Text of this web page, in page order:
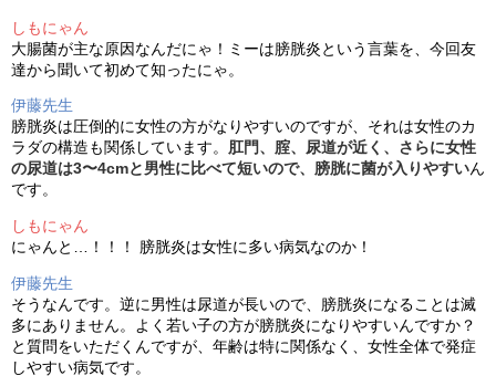
しもにゃん
大腸菌が主な原因なんだにゃ！ミーは膀胱炎という言葉を、今回友
達から聞いて初めて知ったにゃ。
伊藤先生
膀胱炎は圧倒的に女性の方がなりやすいのですが、それは女性のカ
ラダの構造も関係しています。 肛門、腟、尿道が近く、さらに女性
の尿道は3〜4cmと男性に比べて短いので、膀胱に菌が入りやすいん
です。
しもにゃん
にゃんと…！！！ 膀胱炎は女性に多い病気なのか！
伊藤先生
そうなんです。逆に男性は尿道が長いので、膀胱炎になることは滅
多にありません。よく若い子の方が膀胱炎になりやすいんですか？
と質問をいただくんですが、年齢は特に関係なく、女性全体で発症
しやすい病気です。